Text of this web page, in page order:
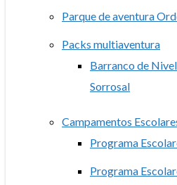
Parque de aventura
Packs multiaventura
Barranco de
Sorrosal
Campamentos
Programa
Programa